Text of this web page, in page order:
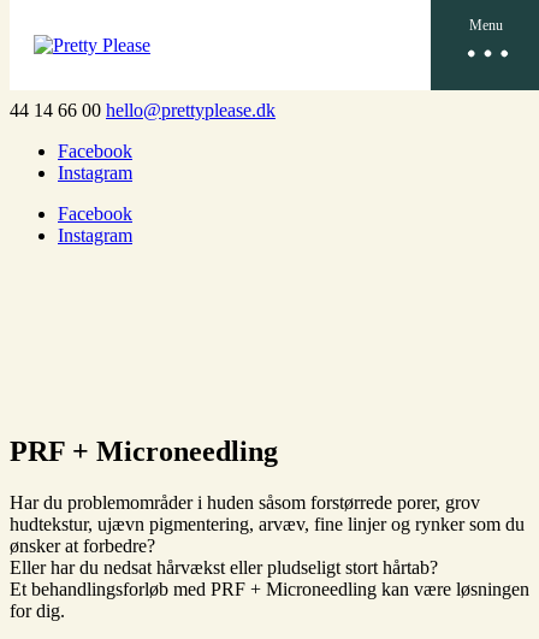
Menu
44 14 66 00 hello@prettyplease.dk
Facebook
Instagram
Facebook
Instagram
PRF + Microneedling
Har du problemområder i huden såsom forstørrede porer, grov
hudtekstur, ujævn pigmentering, arvæv, fine linjer og rynker som du
ønsker at forbedre?
Eller har du nedsat hårvækst eller pludseligt stort hårtab?
Et behandlingsforløb med PRF + Microneedling kan være løsningen
for dig.